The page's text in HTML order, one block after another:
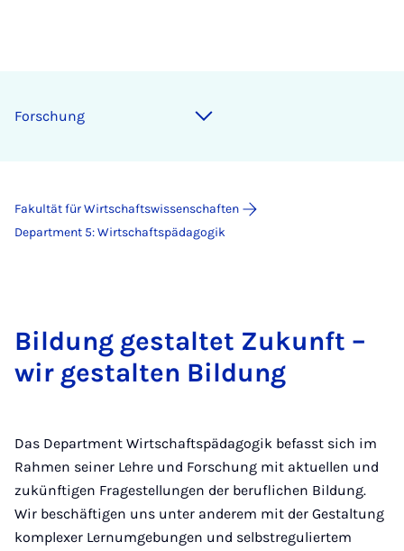
Forschung
Fakultät für Wirtschaftswissenschaften
Department 5: Wirtschaftspädagogik
Bildung gestaltet Zukunft –
wir gestalten Bildung
Das Department Wirtschaftspädagogik befasst sich im
Rahmen seiner Lehre und Forschung mit aktuellen und
zukünftigen Fragestellungen der beruflichen Bildung.
Wir beschäftigen uns unter anderem mit der Gestaltung
komplexer Lernumgebungen und selbstreguliertem